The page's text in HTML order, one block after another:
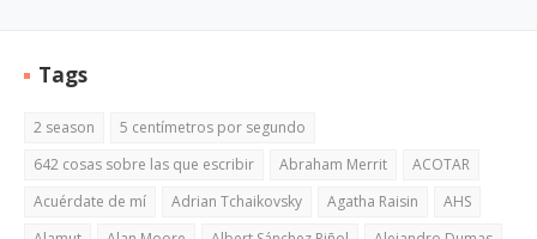
Tags
2 season
5 centímetros por segundo
642 cosas sobre las que escribir
Abraham Merrit
ACOTAR
Acuérdate de mí
Adrian Tchaikovsky Agatha Raisin
AHS